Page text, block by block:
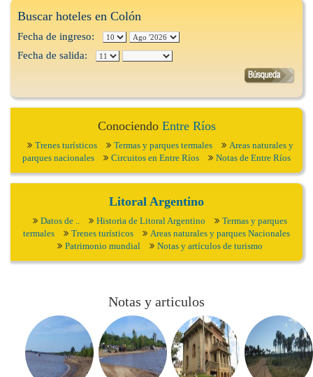
Buscar hoteles en Colón
Fecha de ingreso:
Fecha de salida:
Conociendo Entre Ríos
Trenes turísticos Termas y parques termales
Areas naturales y
parques nacionales
Circuitos en Entre Ríos Notas de Entre Ríos
Litoral Argentino
Datos de .. Historia de Litoral Argentino
Termas y parques
termales
Trenes turísticos
Areas naturales y parques Nacionales
Patrimonio mundial
Notas y artículos de turismo
Notas y articulos